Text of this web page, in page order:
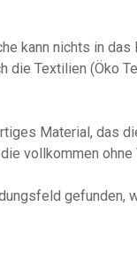
kann nichts in
Textilien (Öko
Material, das
vollkommen
gefunden,